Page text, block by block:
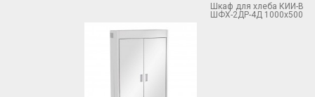
Шкаф для хлеба КИЙ-В
ШФХ-2ДР-4Д 1000х500